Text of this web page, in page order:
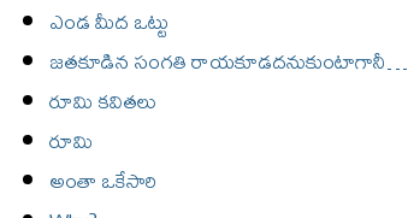
ఎండ మీద ఒట్టు
జతకూడిన సంగతి రాయకూడదనుకుంటాగానీ…
రూమి కవితలు
రూమి
అంతా ఒకేసారి